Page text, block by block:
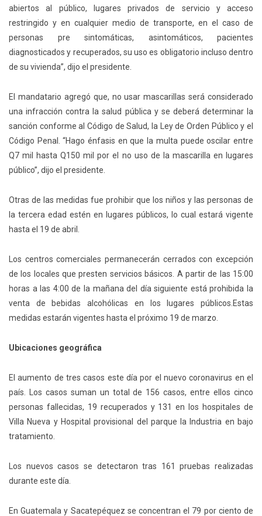
abiertos al público, lugares privados de servicio y acceso
restringido y en cualquier medio de transporte, en el caso de
personas pre sintomáticas, asintomáticos, pacientes
diagnosticados y recuperados, su uso es obligatorio incluso dentro
de su vivienda”, dijo el presidente.
El mandatario agregó que, no usar mascarillas será considerado
una infracción contra la salud pública y se deberá determinar la
sanción conforme al Código de Salud, la Ley de Orden Público y el
Código Penal. “Hago énfasis en que la multa puede oscilar entre
Q7 mil hasta Q150 mil por el no uso de la mascarilla en lugares
público”, dijo el presidente.
Otras de las medidas fue prohibir que los niños y las personas de
la tercera edad estén en lugares públicos, lo cual estará vigente
hasta el 19 de abril.
Los centros comerciales permanecerán cerrados con excepción
de los locales que presten servicios básicos. A partir de las 15:00
horas a las 4:00 de la mañana del día siguiente está prohibida la
venta de bebidas alcohólicas en los lugares públicos.Estas
medidas estarán vigentes hasta el próximo 19 de marzo.
Ubicaciones geográfica
El aumento de tres casos este día por el nuevo coronavirus en el
país. Los casos suman un total de 156 casos, entre ellos cinco
personas fallecidas, 19 recuperados y 131 en los hospitales de
Villa Nueva y Hospital provisional del parque la Industria en bajo
tratamiento.
Los nuevos casos se detectaron tras 161 pruebas realizadas
durante este día.
En Guatemala y Sacatepéquez se concentran el 79 por ciento de